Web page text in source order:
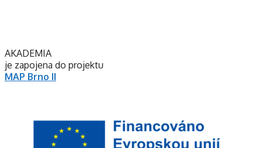
AKADEMIA
je zapojena do projektu
MAP Brno II